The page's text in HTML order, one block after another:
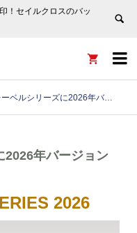
！セイルクロスのバッ


シリーズに2026年バージョンが登場！
2026年バージョン
2026